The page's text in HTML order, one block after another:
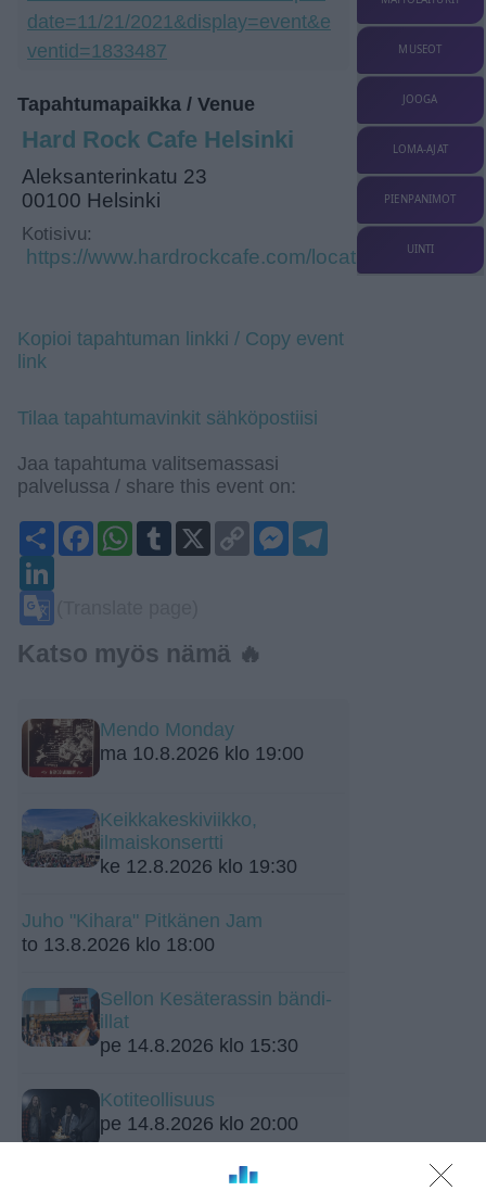
date=11/21/2021&display=event&e
ventid=1833487
Tapahtumapaikka / Venue
Hard Rock Cafe Helsinki
Aleksanterinkatu 23
00100 Helsinki
Kotisivu:
https://www.hardrockcafe.com/location/helsinki/fi/
Kopioi tapahtuman linkki / Copy event
link
Tilaa tapahtumavinkit sähköpostiisi
Jaa tapahtuma valitsemassasi
palvelussa / share this event on:
ShareFacebookWhatsApp
Tumblr
X
Copy
Link
Messenger
Katso myös nämä 🔥
Mendo Monday
ma 10.8.2026 klo 19:00
Keikkakeskiviikko,
ilmaiskonsertti
ke 12.8.2026 klo 19:30
Juho "Kihara" Pitkänen Jam
to 13.8.2026 klo 18:00
Sellon Kesäterassin bändi-
illat
pe 14.8.2026 klo 15:30
Kotiteollisuus
pe 14.8.2026 klo 20:00
MUSEOT
JOOGA
LOMA-AJAT
PIENPANIMOT
UINTI